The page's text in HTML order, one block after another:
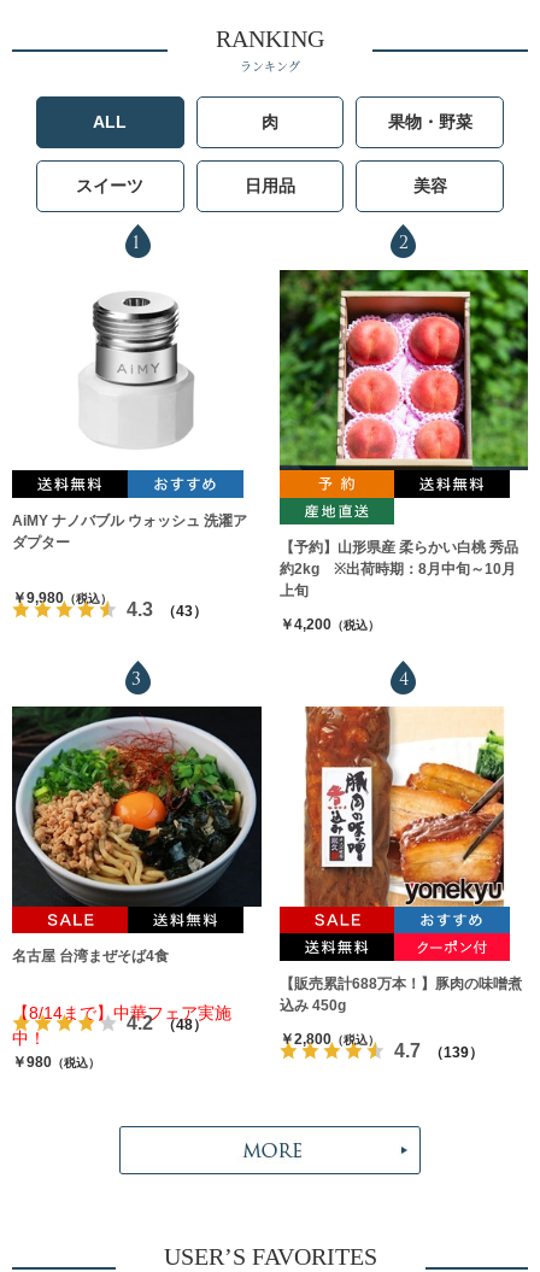
RANKING
ランキング
ALL 肉 果物・野菜
スイーツ 日用品 美容
1
AiMY ナノバブル ウォッシュ 洗濯ア
ダプター
4.3 （43）
￥9,980（税込）
2
【予約】山形県産 柔らかい白桃 秀品
約2kg ※出荷時期：8月中旬～10月
上旬
￥4,200（税込）
3
名古屋 台湾まぜそば4食
4.2 （48）
【8/14まで】中華フェア実施
中！
￥980 （税込）
4
【販売累計688万本！】豚肉の味噌煮
込み 450g
4.7 （139）
￥2,800（税込）
USER’S FAVORITES